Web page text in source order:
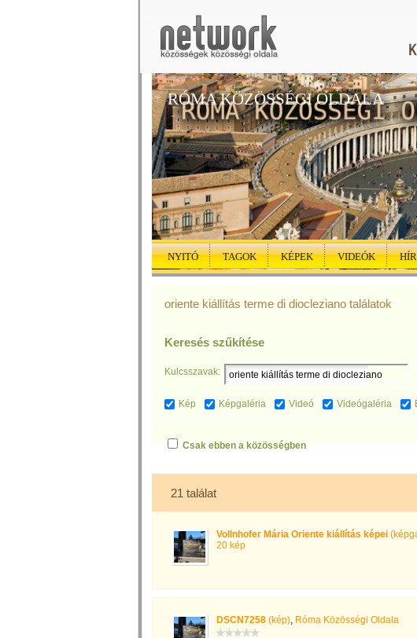
RÓMA KÖZÖSSÉGI OLDALA
NYITÓ TAGOK KÉPEK VIDEÓK
oriente kiállítás terme di diocleziano találatok
Keresés szűkítése
Kulcsszavak:
Kép Képgaléria Videó Videógaléria
Csak ebben a közösségben
21 találat
Vollnhofer Mária Oriente kiállítás képei
20 kép
DSCN7258 (kép), Róma Közösségi Oldala